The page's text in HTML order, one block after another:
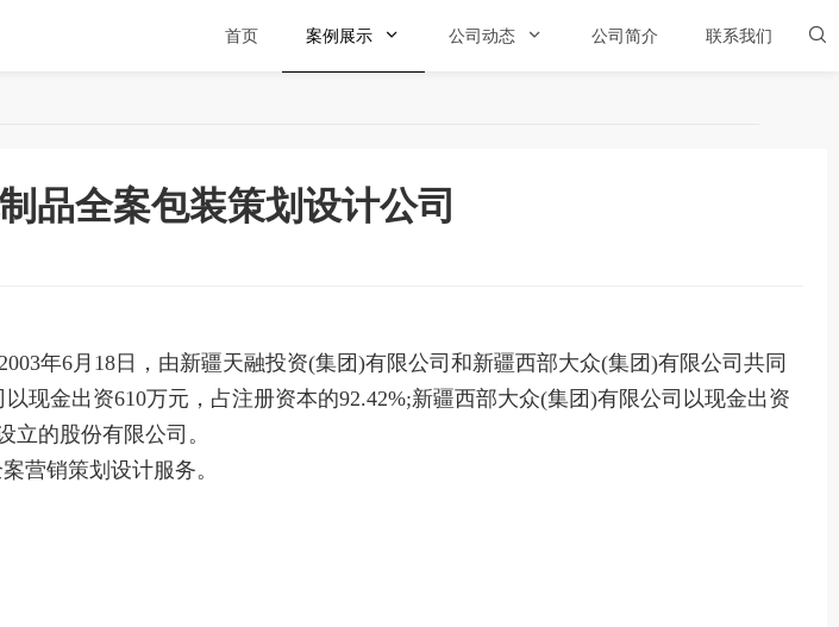

首页 案例展示  公司动态  公司简介 联系我们
品全案包装策划设计公司
年6月18日，由新疆天融投资(集团)有限公司和新疆西部大众(集团)有限公司共同
现金出资610万元，占注册资本的92.42%;新疆西部大众(集团)有限公司以现金出资
立的股份有限公司。
营销策划设计服务。